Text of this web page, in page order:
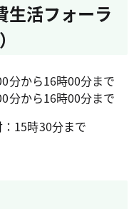
活フォーラ
分から16時00分まで
分から16時00分まで
15時30分まで